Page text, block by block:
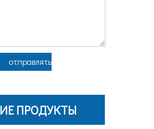
отправлять
ПРОДУКТЫ